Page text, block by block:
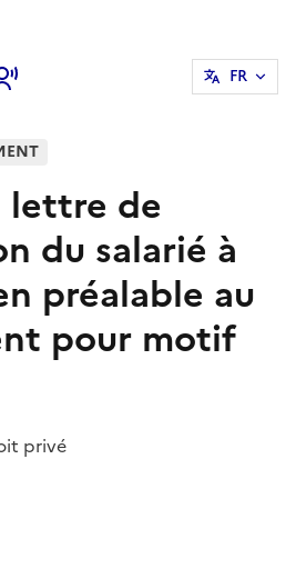
FR
lettre de
du salarié à
préalable au
pour motif
privé